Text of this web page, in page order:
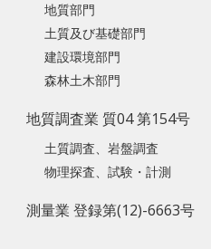
地質部門
土質及び基礎部門
建設環境部門
森林土木部門
地質調査業 質04 第154号
土質調査、岩盤調査
物理探査、試験・計測
測量業 登録第(12)-6663号